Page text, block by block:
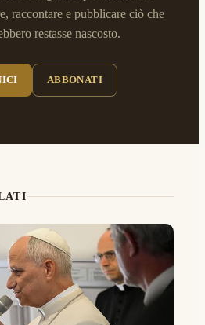
raccontare e pubblicare ciò che
restasse nascosto.
ABBONATI